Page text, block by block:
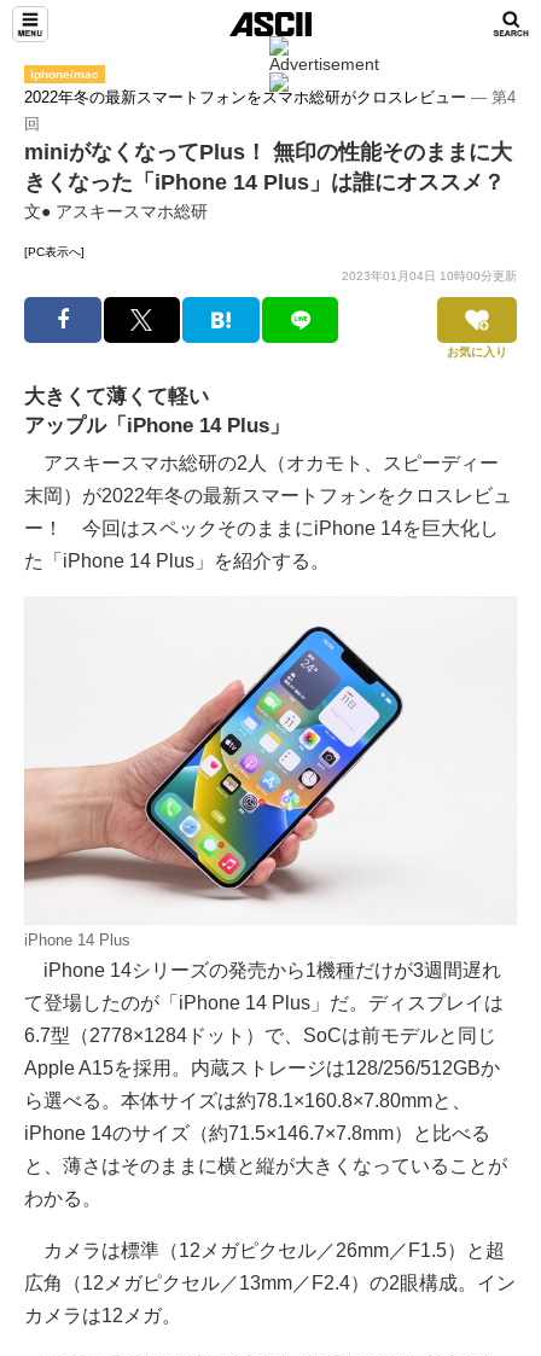
iphone/mac
2022年冬の最新スマートフォンをスマホ総研がクロスレビュー ― 第4
回
miniがなくなってPlus！ 無印の性能そのままに大
きくなった「iPhone 14 Plus」は誰にオススメ？
文● アスキースマホ総研
[PC表示へ]
2023年01月04日 10時00分更新
お気に入り
大きくて薄くて軽い
アップル「iPhone 14 Plus」
アスキースマホ総研の2人（オカモト、スピーディー
末岡）が2022年冬の最新スマートフォンをクロスレビュ
ー！ 今回はスペックそのままにiPhone 14を巨大化し
た「iPhone 14 Plus」を紹介する。
iPhone 14 Plus
iPhone 14シリーズの発売から1機種だけが3週間遅れ
て登場したのが「iPhone 14 Plus」だ。ディスプレイは
6.7型（2778×1284ドット）で、SoCは前モデルと同じ
Apple A15を採用。内蔵ストレージは128/256/512GBか
ら選べる。本体サイズは約78.1×160.8×7.80mmと、
iPhone 14のサイズ（約71.5×146.7×7.8mm）と比べる
と、薄さはそのままに横と縦が大きくなっていることが
わかる。
カメラは標準（12メガピクセル／26mm／F1.5）と超
広角（12メガピクセル／13mm／F2.4）の2眼構成。イン
カメラは12メガ。